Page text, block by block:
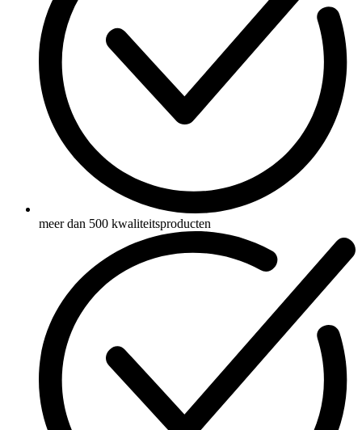
meer dan 500 kwaliteitsproducten